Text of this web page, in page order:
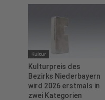
Kultur
Kulturpreis des
Bezirks Niederbayern
wird 2026 erstmals in
zwei Kategorien